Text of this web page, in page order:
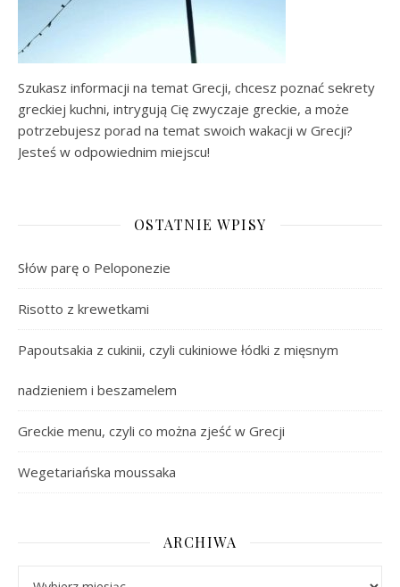
Szukasz informacji na temat Grecji, chcesz poznać sekrety
greckiej kuchni, intrygują Cię zwyczaje greckie, a może
potrzebujesz porad na temat swoich wakacji w Grecji?
Jesteś w odpowiednim miejscu!
OSTATNIE WPISY
Słów parę o Peloponezie
Risotto z krewetkami
Papoutsakia z cukinii, czyli cukiniowe łódki z mięsnym
nadzieniem i beszamelem
Greckie menu, czyli co można zjeść w Grecji
Wegetariańska moussaka
ARCHIWA